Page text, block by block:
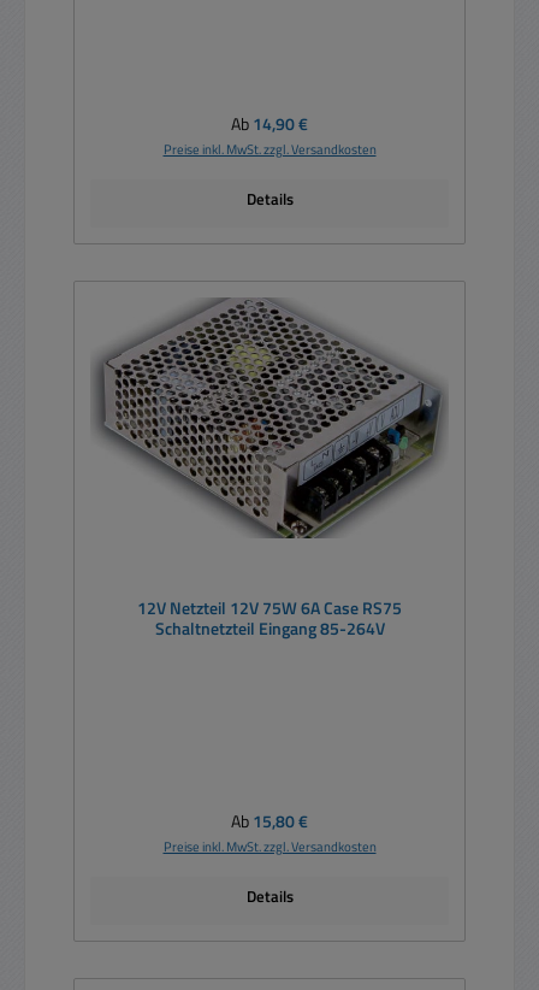
Regulärer Preis:
Ab14,90 €
Preise inkl. MwSt. zzgl. Versandkosten
Details
12V Netzteil 12V 75W 6A Case RS75
Schaltnetzteil Eingang 85-264V
Regulärer Preis:
Ab15,80 €
Preise inkl. MwSt. zzgl. Versandkosten
Details